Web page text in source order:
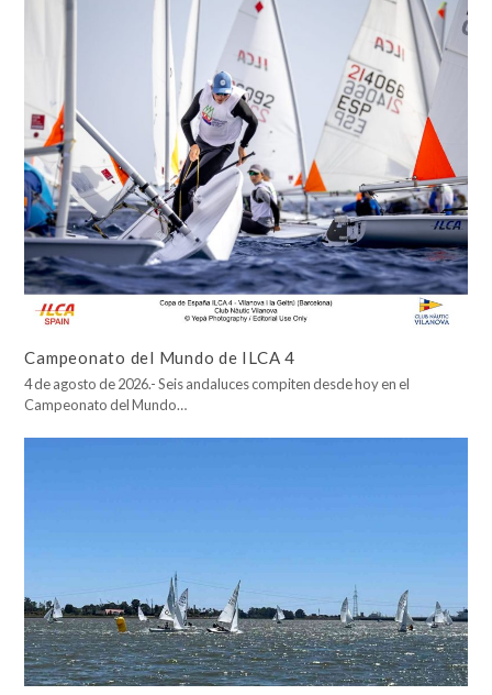
Campeonato del Mundo de ILCA 4
4 de agosto de 2026.- Seis andaluces compiten desde hoy en el
Campeonato del Mundo…